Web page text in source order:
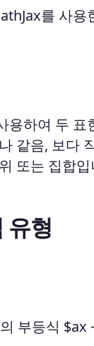
를 사용
용하여 두
같음, 보다
또는 집합입
유형
부등식 $ax